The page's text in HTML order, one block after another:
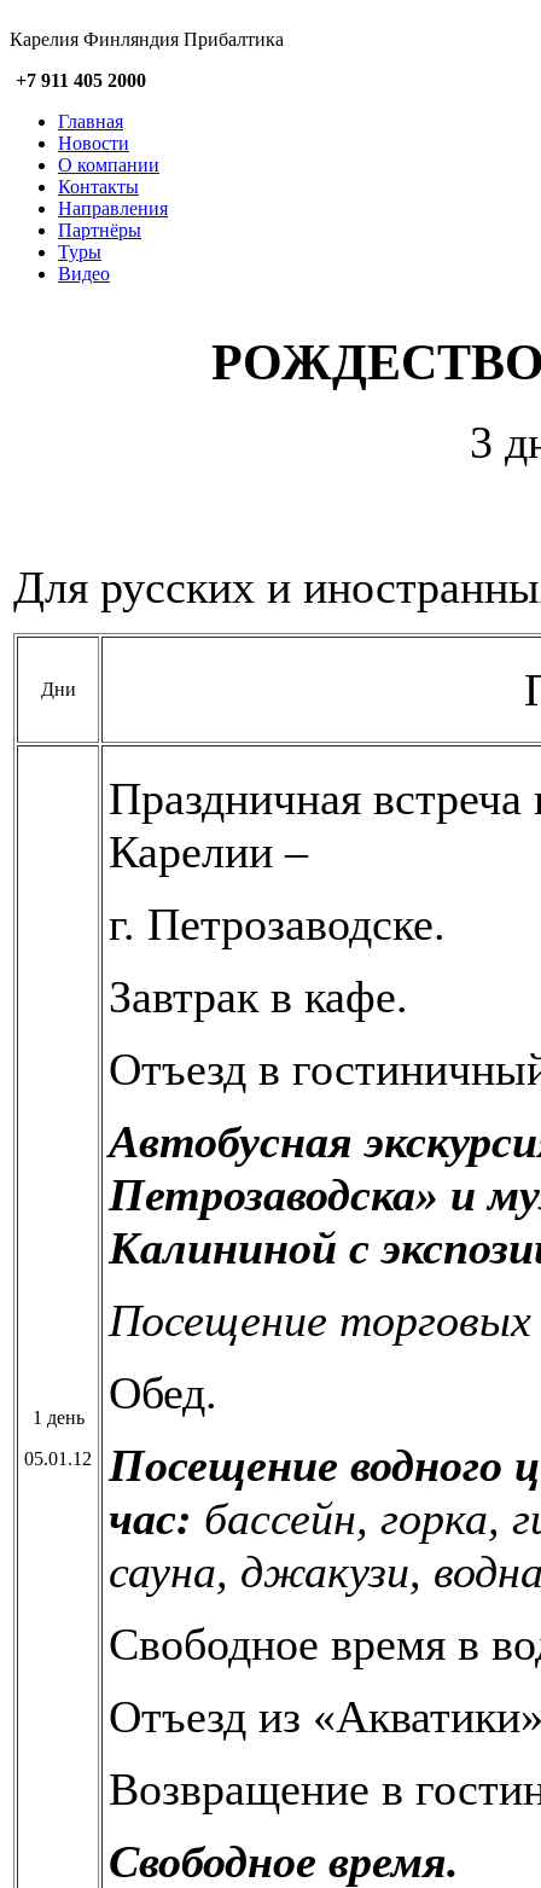
Карелия Финляндия Прибалтика
+7 911 405 2000
Главная
Новости
О компании
Контакты
Направления
Партнёры
Туры
Видео
РОЖДЕСТВО
3
Для русских и
Дни
1 день
05.01.12
Праздничная
Карелии –
г. Петрозаводске.
Завтрак в кафе.
Отъезд в
Автобусная
Петрозаводска» и
Калининой с
Посещение
Обед.
Посещение водного
час: бассейн, горка,
сауна, джакузи,
Свободное время в
Отъезд из
Возвращение в
Свободное время.